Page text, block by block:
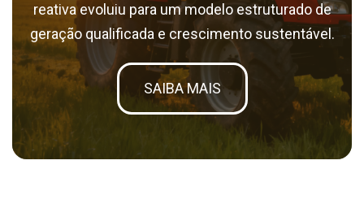
reativa evoluiu para um modelo estruturado de
geração qualificada e crescimento sustentável.
SAIBA MAIS